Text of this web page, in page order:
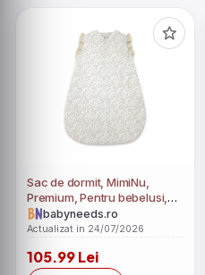
Sac de dormit, MimiNu,
Premium, Pentru bebelusi,
De iarna, Din bumbac
certificat Oeko Tex Standard
cm, 2.5 Tog, Meadow
babyneeds.ro
Actualizat in 24/07/2026
105.99 Lei